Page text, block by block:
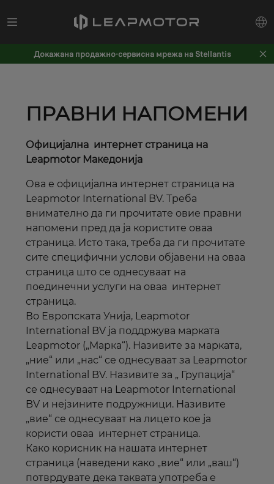
Докажана продажно-сервисна мрежа на Stellantis
ПРАВНИ НАПОМЕНИ
Официјална интернет страница на
LeapmotorМакедонија
Ова е официјална интернет страница на
Leapmotor International BV. Треба
внимателно да ги прочитате овие правни
напомени пред да ја користите оваа
страница. Исто така, треба да ги прочитате
сите специфични услови објавени на оваа
страница што се однесуваат на
поединечни услуги на оваа интернет
страница.
Во Европската Унија, Leapmotor
International BV ја поддржува марката
Leapmotor („Марка“). Називите за марката,
„ние“ или „нас“ се однесуваат за Leapmotor
International BV. Називите за „ Групација“
се однесуваат на Leapmotor International
BV и нејзините подружници. Називите
„вие“ се однесуваат на лицето кое ја
користи оваа интернет страница.
Како корисник на нашата интернет
страница (наведени како „вие“ или „ваш“)
потврдувате дека таквата употреба е